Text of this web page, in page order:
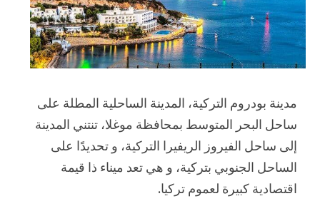
مدينة بودروم التركية، المدينة الساحلية المطلة على
ساحل البحر المتوسط بمحافظة موغلا، تنتني المدينة
إلى ساحل الفيروز الريفيرا التركية، و تحديدًا على
الساحل الجنوبي بتركية، و هي تعد ميناء ذا قيمة
اقتصادية كبيرة لعموم تركيا.